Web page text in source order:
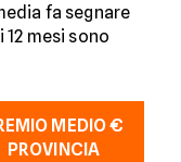
fa segnare
mesi sono
MEDIO €
PROVINCIA